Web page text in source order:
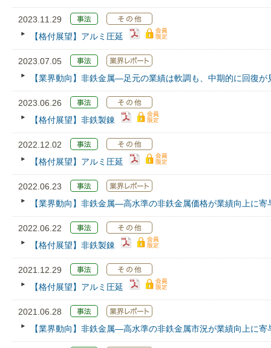
2023.11.29
【格付展望】アルミ圧延
2023.07.05
【業界動向】非鉄金属―足元の業績は軟調も、中期的に回復
2023.06.26
【格付展望】非鉄製錬
2022.12.02
【格付展望】アルミ圧延
2022.06.23
【業界動向】非鉄金属―高水準の非鉄金属価格が業績向上に
2022.06.22
【格付展望】非鉄製錬
2021.12.29
【格付展望】アルミ圧延
2021.06.28
【業界動向】非鉄金属―高水準の非鉄金属市況が業績向上に